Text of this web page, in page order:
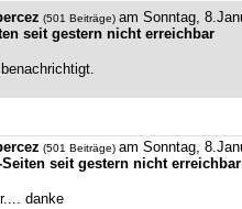
(501 Beiträge) am Sonntag,
seit gestern nicht erreichbar
(501 Beiträge) am Sonntag,
Seiten seit gestern nicht erreichbar
danke